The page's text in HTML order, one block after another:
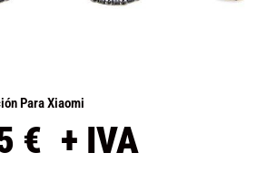
Para Xiaomi
€ + IVA